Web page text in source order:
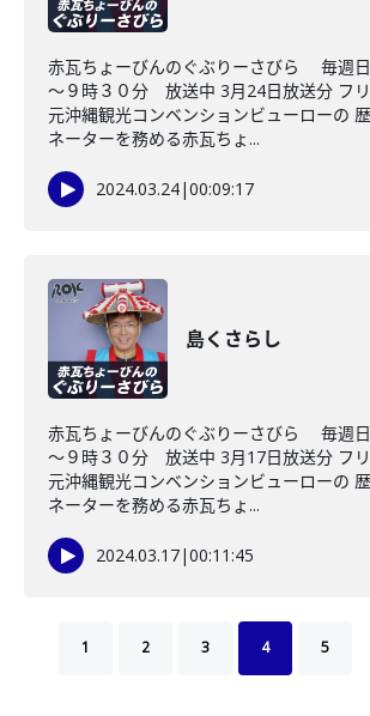
赤瓦ちょーびんのぐぶりーさびら 毎週
～９時３０分 放送中 3月24日放送分 フ
元沖縄観光コンベンションビューローの
ネーターを務める赤瓦ちょ...
2024.03.24|00:09:17
島くさらし
赤瓦ちょーびんのぐぶりーさびら 毎週
～９時３０分 放送中 3月17日放送分 フ
元沖縄観光コンベンションビューローの
ネーターを務める赤瓦ちょ...
2024.03.17|00:11:45
1 2 3 4 5